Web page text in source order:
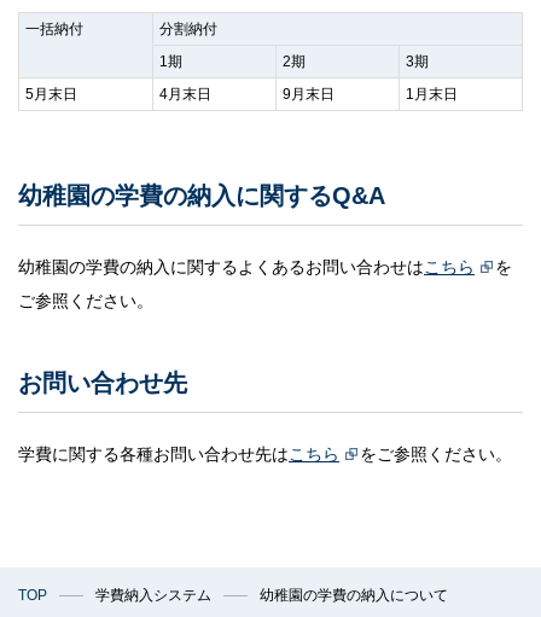
一括納付
分割納付
1期
2期
3期
5月末日
4月末日 9月末日 1月末日
幼稚園の学費の納入に関するQ&A
幼稚園の学費の納入に関するよくあるお問い合わせはこちら
を
ご参照ください。
お問い合わせ先
学費に関する各種お問い合わせ先はこちら をご参照ください。
TOP 学費納入システム 幼稚園の学費の納入について